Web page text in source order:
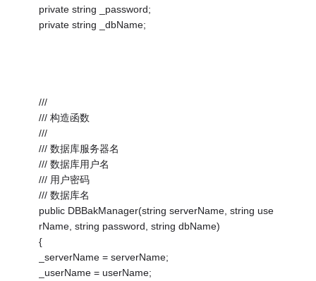
private string _password;
private string _dbName;
///
/// 构造函数
///
/// 数据库服务器名
/// 数据库用户名
/// 用户密码
/// 数据库名
public DBBakManager(string serverName, string use
rName, string password, string dbName)
{
_serverName = serverName;
_userName = userName;